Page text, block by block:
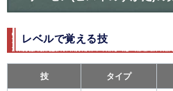
レベルで覚える技
技 タイプ